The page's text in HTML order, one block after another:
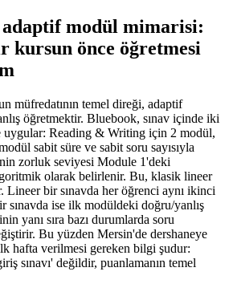
modül mimarisi:
kursun önce öğretmesi
müfredatının temel direği, adaptif
öğretmektir. Bluebook, sınav içinde iki
uygular: Reading & Writing için 2 modül,
sabit süre ve sabit soru sayısıyla
zorluk seviyesi Module 1'deki
olarak belirlenir. Bu, klasik lineer
Lineer bir sınavda her öğrenci aynı ikinci
sınavda ise ilk modüldeki doğru/yanlış
yanı sıra bazı durumlarda soru
Bu yüzden Mersin'de dershaneye
hafta verilmesi gereken bilgi şudur:
sınavı' değildir, puanlamanın temel